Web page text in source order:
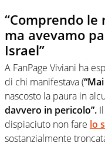
“Comprendo
ma avevamo
Israel”
A FanPage Viviani ha
di chi manifestava (
nascosto la paura in
davvero in pericolo”.
dispiaciuto non fare lo
sostanzialmente